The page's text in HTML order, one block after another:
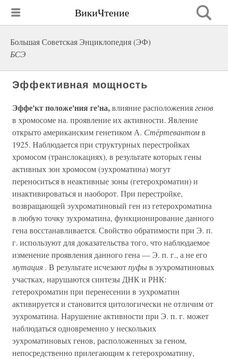
ВикиЧтение
Большая Советская Энциклопедия (ЭФ)
БСЭ
Эффективная мощность
Эффе'кт положе'ния ге'на,влияние расположениягенов
в хромосоме на. проявление их активности. Явление
открыто американским генетиком А. Стёртевантомв
1925. Наблюдается при структурных перестройках
хромосом (транслокациях), в результате которых гены
активных зон хромосом (эухроматина) могут
переноситься в неактивные зоны (гетерохроматин) и
инактивироваться и наоборот. При перестройке,
возвращающей эухроматиновый ген из гетерохроматина
в любую точку зухроматина, функционирование данного
гена восстанавливается. Свойство обратимости при Э. п.
г. используют для доказательства того, что наблюдаемое
изменение проявления данного гена — Э. п. г., а не его
мутация . В результате исчезаютпуфыв эухроматиновых
участках, нарушаются синтезы ДНК и РНК:
гетерохроматин при перенесении в эухроматин
активируется и становится цитологически не отличим от
эухроматина. Нарушение активности при Э. п. г. может
наблюдаться одновременно у нескольких
эухроматиновых генов, расположенных за геном,
непосредственно прилегающим к гетерохроматину,